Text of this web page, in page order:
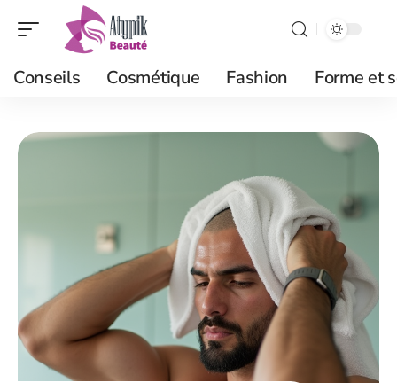
Conseils Cosmétique Fashion Forme et